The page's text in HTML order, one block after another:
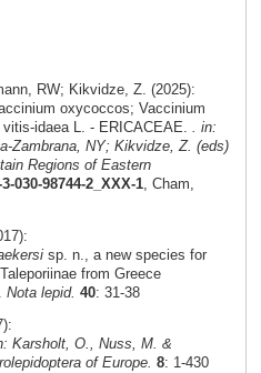
RW; Kikvidze, Z. (2025):
oxycoccos; Vaccinium
idaea L. - ERICACEAE.
. in:
Zambrana, NY; Kikvidze, Z. (eds)
Regions of Eastern
030-98744-2_XXX-1, Cham,
sp. n., a new species for
from Greece
Nota lepid. 40: 31-38
Karsholt, O., Nuss, M. &
of Europe. 8: 1-430